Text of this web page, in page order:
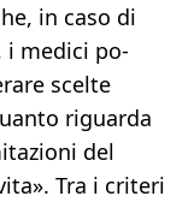
in caso di
i medici po-
scelte
riguarda
del
Tra i criteri